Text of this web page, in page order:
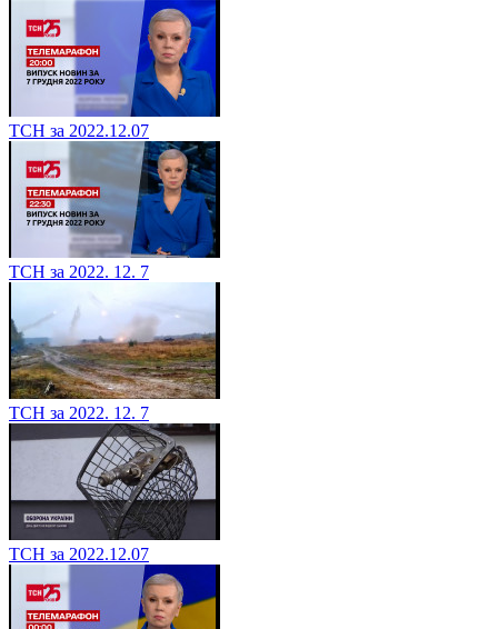
ТСН за 2022.12.07
ТСН за 2022. 12. 7
ТСН за 2022. 12. 7
ТСН за 2022.12.07